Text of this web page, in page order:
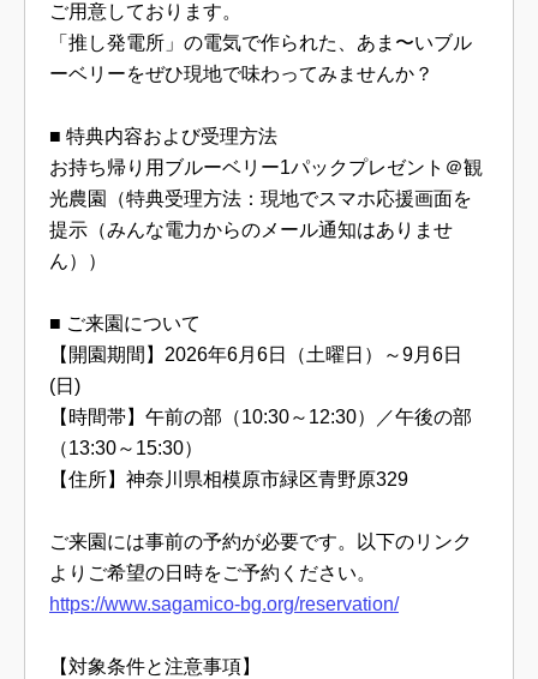
ご用意しております。
「推し発電所」の電気で作られた、あま〜いブル
ーベリーをぜひ現地で味わってみませんか？
■ 特典内容および受理方法
お持ち帰り用ブルーベリー1パックプレゼント＠観
光農園（特典受理方法：現地でスマホ応援画面を
提示（みんな電力からのメール通知はありませ
ん））
■ ご来園について
【開園期間】2026年6月6日（土曜日）～9月6日
(日)
【時間帯】午前の部（10:30～12:30）／午後の部
（13:30～15:30）
【住所】神奈川県相模原市緑区青野原329
ご来園には事前の予約が必要です。以下のリンク
よりご希望の日時をご予約ください。
https://www.sagamico-bg.org/reservation/
【対象条件と注意事項】